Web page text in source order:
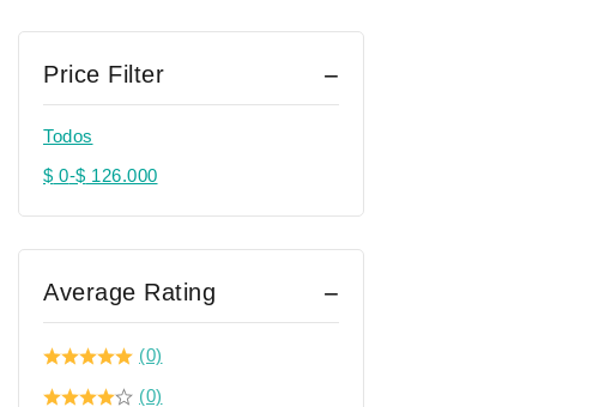
Price Filter
Todos
$ 0-$ 126.000
Average Rating
(0)
(0)